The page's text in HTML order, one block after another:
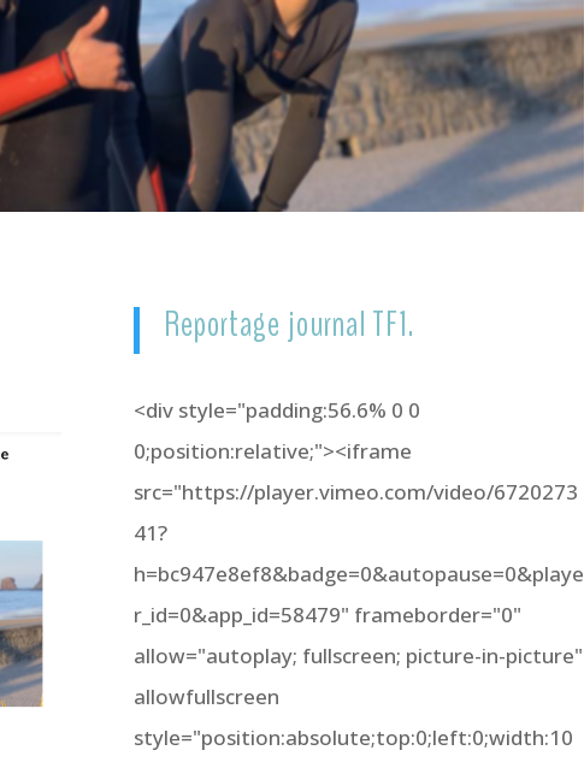
Reportage journal TF1.
<div style="padding:56.6% 0 0
0;position:relative;"><iframe
src="https://player.vimeo.com/video/6720273
41?
h=bc947e8ef8&badge=0&autopause=0&playe
r_id=0&app_id=58479" frameborder="0"
allow="autoplay; fullscreen; picture-in-picture"
allowfullscreen
style="position:absolute;top:0;left:0;width:10